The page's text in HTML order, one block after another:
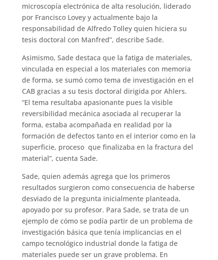
microscopía electrónica de alta resolución, liderado
por Francisco Lovey y actualmente bajo la
responsabilidad de Alfredo Tolley quien hiciera su
tesis doctoral con Manfred”, describe Sade.
Asimismo, Sade destaca que la fatiga de materiales,
vinculada en especial a los materiales con memoria
de forma, se sumó como tema de investigación en el
CAB gracias a su tesis doctoral dirigida por Ahlers.
“El tema resultaba apasionante pues la visible
reversibilidad mecánica asociada al recuperar la
forma, estaba acompañada en realidad por la
formación de defectos tanto en el interior como en la
superficie, proceso que finalizaba en la fractura del
material”, cuenta Sade.
Sade, quien además agrega que los primeros
resultados surgieron como consecuencia de haberse
desviado de la pregunta inicialmente planteada,
apoyado por su profesor. Para Sade, se trata de un
ejemplo de cómo se podía partir de un problema de
investigación básica que tenía implicancias en el
campo tecnológico industrial donde la fatiga de
materiales puede ser un grave problema. En